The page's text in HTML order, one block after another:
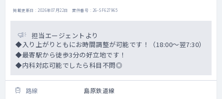
掲載更新日 : 2026年07月22日 案件番号 : 26-SF627965
担当エージェントより
◆入り上がりともにお時間調整が可能です！（18:00～翌7:30）
◆最寄駅から徒歩3分の好立地です！
◆内科対応可能でしたら科目不問◎
路線 島原鉄道線